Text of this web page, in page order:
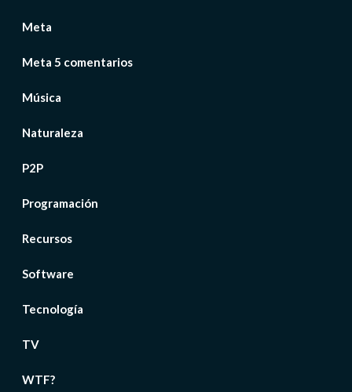
Meta
Meta 5 comentarios
Música
Naturaleza
P2P
Programación
Recursos
Software
Tecnología
TV
WTF?